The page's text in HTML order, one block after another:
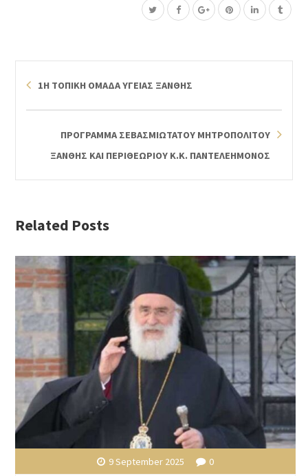
1Η ΤΟΠΙΚΗ ΟΜΑΔΑ ΥΓΕΙΑΣ ΞΑΝΘΗΣ
ΠΡΟΓΡΑΜΜΑ ΣΕΒΑΣΜΙΩΤΑΤΟΥ ΜΗΤΡΟΠΟΛΙΤΟΥ
ΞΑΝΘΗΣ ΚΑΙ ΠΕΡΙΘΕΩΡΙΟΥ Κ.Κ. ΠΑΝΤΕΛΕΗΜΟΝΟΣ
Related Posts
9 September 2025 0